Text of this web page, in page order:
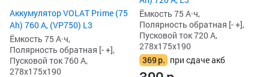
Аккумулятор VOLAT Prime (75
Ah) 760 А, (VP750) L3
Ёмкость 75 А·ч,
Полярность обратная [- +],
Пусковой ток 760 А,
278x175x190
Ёмкость 75 А·ч,
Полярность обратная [- +],
Пусковой ток 720 А,
278x175x190
369р. при сдаче акб